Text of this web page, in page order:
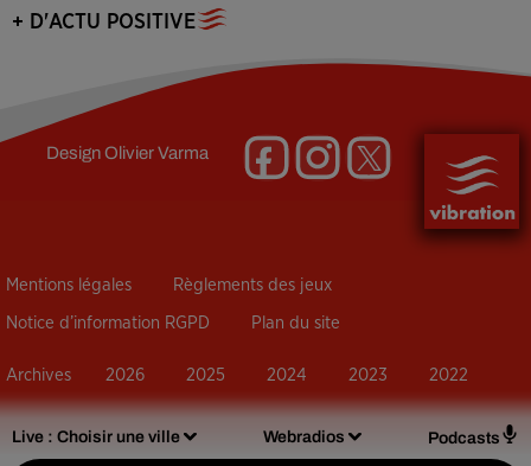
Live : Choisir une ville Webradios Podcasts
+ D'ACTU POSITIVE
DesignOlivier Varma
Mentions légales Règlements des jeux
Notice d’information RGPD Plan du site
Archives 2026 2025 2024 2023 2022